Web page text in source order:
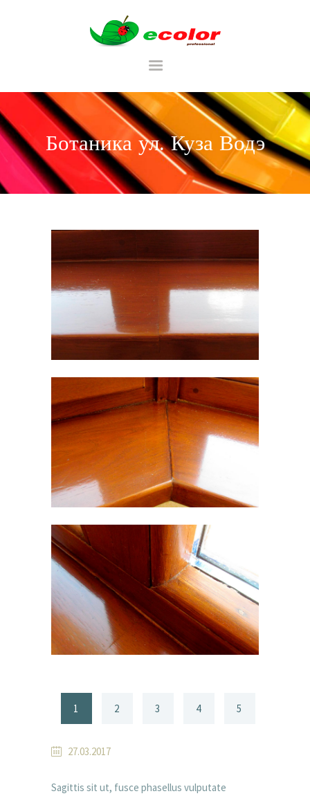
Ботаника ул. Куза Водэ
ГЛАВНАЯ
CATALOG
PORTFOLIU
1 2 3 4 5
27.03.2017
Sagittis sit ut, fusce phasellus vulputate